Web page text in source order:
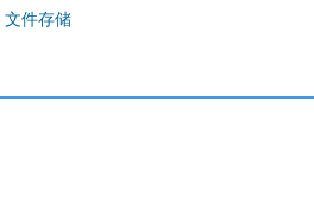
文件存储